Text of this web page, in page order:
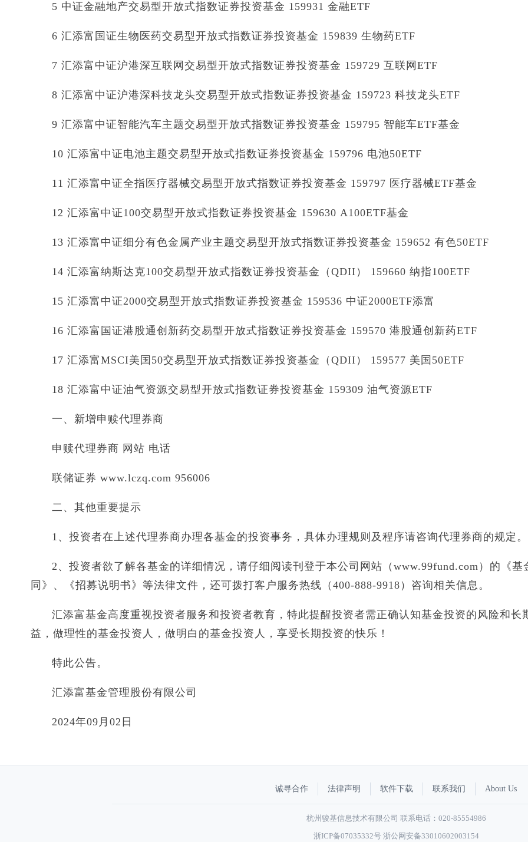
5 中证金融地产交易型开放式指数证券投资基金 159931 金融ETF
6 汇添富国证生物医药交易型开放式指数证券投资基金 159839 生物药ETF
7 汇添富中证沪港深互联网交易型开放式指数证券投资基金 159729 互联网ETF
8 汇添富中证沪港深科技龙头交易型开放式指数证券投资基金 159723 科技龙头ETF
9 汇添富中证智能汽车主题交易型开放式指数证券投资基金 159795 智能车ETF基金
10 汇添富中证电池主题交易型开放式指数证券投资基金 159796 电池50ETF
11 汇添富中证全指医疗器械交易型开放式指数证券投资基金 159797 医疗器械ETF基金
12 汇添富中证100交易型开放式指数证券投资基金 159630 A100ETF基金
13 汇添富中证细分有色金属产业主题交易型开放式指数证券投资基金 159652 有色50ETF
14 汇添富纳斯达克100交易型开放式指数证券投资基金（QDII） 159660 纳指100ETF
15 汇添富中证2000交易型开放式指数证券投资基金 159536 中证2000ETF添富
16 汇添富国证港股通创新药交易型开放式指数证券投资基金 159570 港股通创新药ETF
17 汇添富MSCI美国50交易型开放式指数证券投资基金（QDII） 159577 美国50ETF
18 汇添富中证油气资源交易型开放式指数证券投资基金 159309 油气资源ETF
一、新增申赎代理券商
申赎代理券商 网站 电话
联储证券 www.lczq.com 956006
二、其他重要提示
1、投资者在上述代理券商办理各基金的投资事务，具体办理规则及程序请咨询代理券商的规定。
2、投资者欲了解各基金的详细情况，请仔细阅读刊登于本公司网站（www.99fund.com）的《基
同》、《招募说明书》等法律文件，还可拨打客户服务热线（400-888-9918）咨询相关信息。
汇添富基金高度重视投资者服务和投资者教育，特此提醒投资者需正确认知基金投资的风险和长
益，做理性的基金投资人，做明白的基金投资人，享受长期投资的快乐！
特此公告。
汇添富基金管理股份有限公司
2024年09月02日
诚寻合作 法律声明 软件下载 联系我们 About Us
杭州骏基信息技术有限公司 联系电话：020-85554986
浙ICP备07035332号 浙公网安备33010602003154